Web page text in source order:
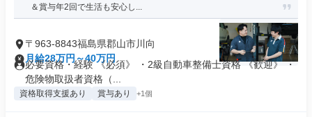
＆賞与年2回で生活も安心し...
〒963-8843福島県郡山市川向
月給28万円～40万円
必要資格・経験 《必須》 ・2級自動車整備士資格 《歓迎》 ・
危険物取扱者資格（...
資格取得支援あり 賞与あり +1個